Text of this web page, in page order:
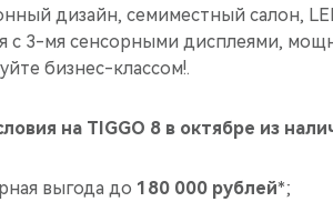
дизайн, семиместный салон,
с 3-мя сенсорными дисплеями,
бизнес-классом!.
на TIGGO 8 в октябре из
выгода до 180 000 рублей*;